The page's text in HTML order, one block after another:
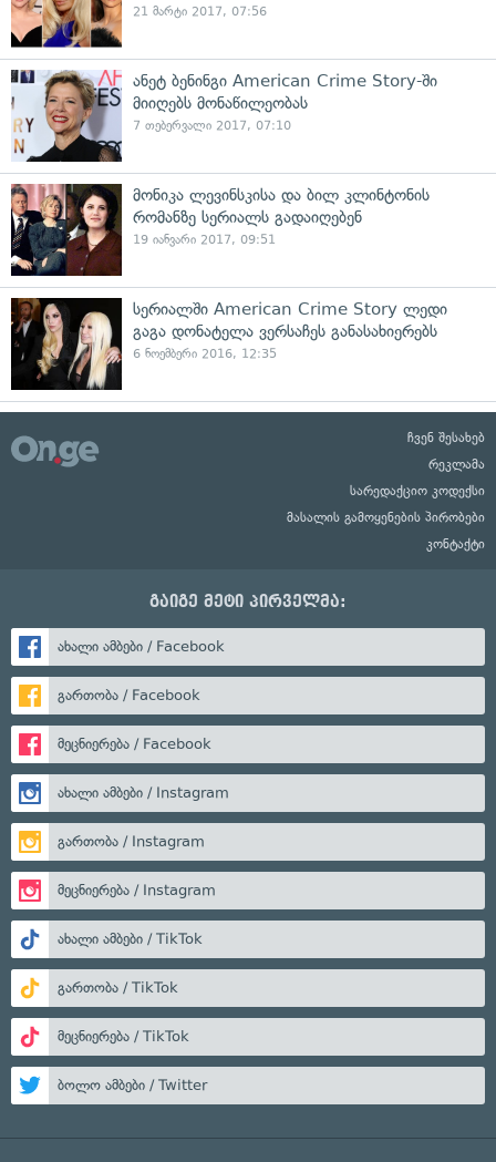
21 მარტი 2017, 07:56
ანეტ ბენინგი American Crime Story-ში
მიიღებს მონაწილეობას
7 თებერვალი 2017, 07:10
მონიკა ლევინსკისა და ბილ კლინტონის
რომანზე სერიალს გადაიღებენ
19 იანვარი 2017, 09:51
სერიალში American Crime Story ლედი
გაგა დონატელა ვერსაჩეს განასახიერებს
6 ნოემბერი 2016, 12:35
ჩვენ შესახებ
რეკლამა
სარედაქციო კოდექსი
მასალის გამოყენების პირობები
კონტაქტი
გაიგე მეტი პირველმა:
ახალი ამბები / Facebook
გართობა / Facebook
მეცნიერება / Facebook
ახალი ამბები / Instagram
გართობა / Instagram
მეცნიერება / Instagram
ახალი ამბები / TikTok
გართობა / TikTok
მეცნიერება / TikTok
ბოლო ამბები / Twitter